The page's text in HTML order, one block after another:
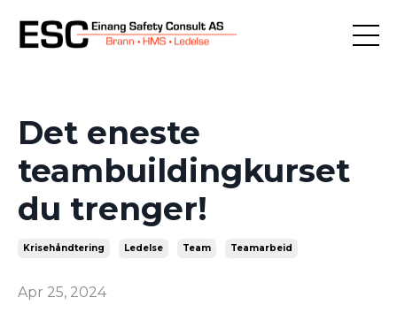
Det eneste
teambuildingkurset
du trenger!
Krisehåndtering Ledelse Team Teamarbeid
Apr 25, 2024